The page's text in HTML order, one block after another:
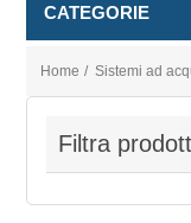
CATEGORIE
Home / Sistemi ad
Filtra